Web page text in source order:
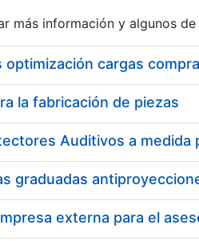
más información y algunos
optimización cargas
la fabricación de piezas